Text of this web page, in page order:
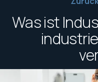
Was ist